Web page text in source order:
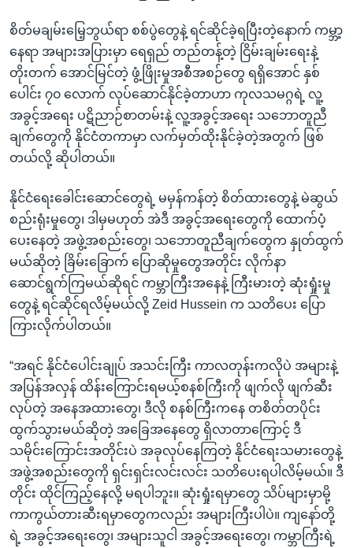
စိတ်မချမ်းမြေ့ဘွယ်ရာ စစ်ပွဲတွေနဲ့ ရင်ဆိုင်ခဲ့ရပြီးတဲ့နောက် ကမ္ဘာ့
နေရာ အများအပြားမှာ ရေရှည် တည်တန့်တဲ့ ငြိမ်းချမ်းရေးနဲ့
တိုးတက် အောင်မြင်တဲ့ ဖွံ့ဖြိုးမှုအစီအစဉ်တွေ ရရှိအောင် နှစ်
ပေါင်း ၇၀ လောက် လုပ်ဆောင်နိုင်ခဲ့တာဟာ ကုလသမဂ္ဂရဲ့ လူ့
အခွင့်အရေး ပဋိညာဉ်စာတမ်းနဲ့ လူ့အခွင့်အရေး သဘောတူညီ
ချက်တွေကို နိုင်ငံတကာမှာ လက်မှတ်ထိုးနိုင်ခဲ့တဲ့အတွက် ဖြစ်
တယ်လို့ ဆိုပါတယ်။
နိုင်ငံရေးခေါင်းဆောင်တွေရဲ့ မမှန်ကန်တဲ့ စိတ်ထားတွေနဲ့ မဲဆွယ်
စည်းရုံးမှုတွေ၊ ဒါမှမဟုတ် အဲဒီ အခွင့်အရေးတွေကို ထောက်ပံ့
ပေးနေတဲ့ အဖွဲ့အစည်းတွေ၊ သဘောတူညီချက်တွေက နှုတ်ထွက်
မယ်ဆိုတဲ့ ခြိမ်းခြောက် ပြောဆိုမှုတွေအတိုင်း လိုက်နာ
ဆောင်ရွက်ကြမယ်ဆိုရင် ကမ္ဘာကြီးအနေနဲ့ ကြီးမားတဲ့ ဆုံးရှုံးမှု
တွေနဲ့ ရင်ဆိုင်ရလိမ့်မယ်လို့ Zeid Hussein က သတိပေး ပြော
ကြားလိုက်ပါတယ်။
“အရင် နိုင်ငံပေါင်းချုပ် အသင်းကြီး ကာလတုန်းကလိုပဲ အများနဲ့
အပြန်အလှန် ထိန်းကြောင်းရမယ့်စနစ်ကြီးကို ဖျက်လို ဖျက်ဆီး
လုပ်တဲ့ အနေအထားတွေ၊ ဒီလို စနစ်ကြီးကနေ တစိတ်တပိုင်း
ထွက်သွားမယ်ဆိုတဲ့ အခြေအနေတွေ ရှိလာတာကြောင့် ဒီ
သမိုင်းကြောင်းအတိုင်းပဲ အခုလုပ်နေကြတဲ့ နိုင်ငံရေးသမားတွေနဲ့
အဖွဲ့အစည်းတွေကို ရှင်းရှင်းလင်းလင်း သတိပေးရပါလိမ့်မယ်။ ဒီ
တိုင်း ထိုင်ကြည့်နေလို့ မရပါဘူး။ ဆုံးရှုံးရမှာတွေ သိပ်များမှာမို့
ကာကွယ်တားဆီးရမှာတွေကလည်း အများကြီးပါပဲ။ ကျနော်တို့
ရဲ့ အခွင့်အရေးတွေ၊ အများသူငါ အခွင့်အရေးတွေ၊ ကမ္ဘာကြီးရဲ့